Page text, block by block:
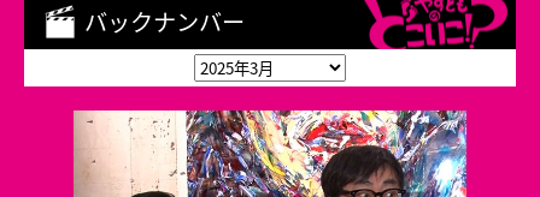
バックナンバー